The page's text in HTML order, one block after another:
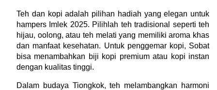
Teh dan kopi adalah pilihan hadiah yang elegan untuk
hampers Imlek 2025. Pilihlah teh tradisional seperti teh
hijau, oolong, atau teh melati yang memiliki aroma khas
dan manfaat kesehatan. Untuk penggemar kopi, Sobat
bisa menambahkan biji kopi premium atau kopi instan
dengan kualitas tinggi.
Dalam budaya Tiongkok, teh melambangkan harmoni